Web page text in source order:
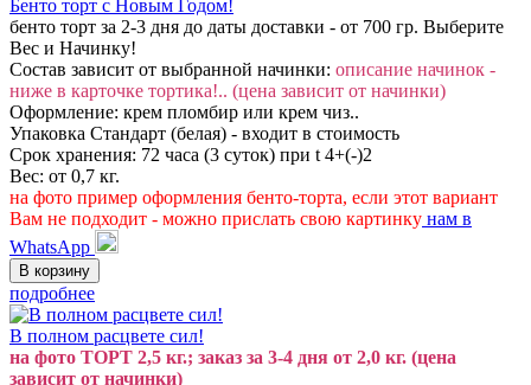
Бенто торт с Новым Годом!
бенто торт за 2-3 дня до даты доставки - от 700 гр. Выберите
Вес и Начинку!
Состав зависит от выбранной начинки: описание начинок -
ниже в карточке тортика!.. (цена зависит от начинки)
Оформление: крем пломбир или крем чиз..
Упаковка Стандарт (белая) - входит в стоимость
Срок хранения: 72 часа (3 суток) при t 4+(-)2
Вес: от 0,7 кг.
на фото пример оформления бенто-торта, если этот вариант
Вам не подходит - можно прислать свою картинку нам в
WhatsApp
подробнее
В полном расцвете сил!
на фото ТОРТ 2,5 кг.; заказ за 3-4 дня от 2,0 кг. (цена
зависит от начинки)